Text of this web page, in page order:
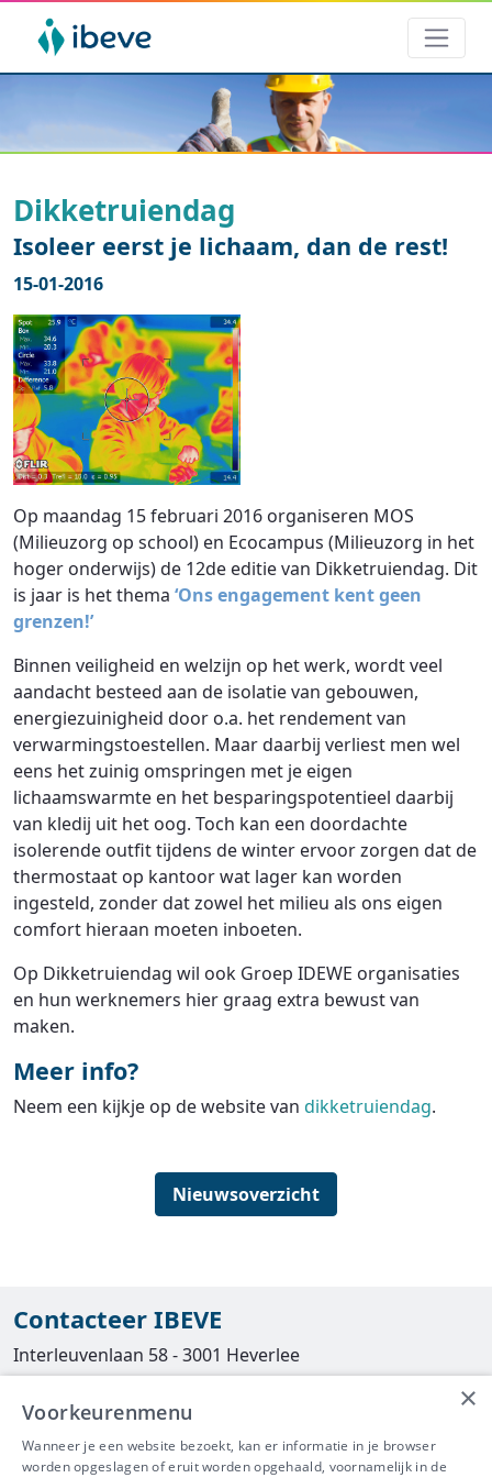
Dikketruiendag
Isoleer eerst je lichaam, dan de rest!
15-01-2016
Op maandag 15 februari 2016 organiseren MOS
(Milieuzorg op school) en Ecocampus (Milieuzorg in het
hoger onderwijs) de 12de editie van Dikketruiendag. Dit
is jaar is het thema ‘Ons engagement kent geen
grenzen!’
Binnen veiligheid en welzijn op het werk, wordt veel
aandacht besteed aan de isolatie van gebouwen,
energiezuinigheid door o.a. het rendement van
verwarmingstoestellen. Maar daarbij verliest men wel
eens het zuinig omspringen met je eigen
lichaamswarmte en het besparingspotentieel daarbij
van kledij uit het oog. Toch kan een doordachte
isolerende outfit tijdens de winter ervoor zorgen dat de
thermostaat op kantoor wat lager kan worden
ingesteld, zonder dat zowel het milieu als ons eigen
comfort hieraan moeten inboeten.
Op Dikketruiendag wil ook Groep IDEWE organisaties
en hun werknemers hier graag extra bewust van
maken.
Meer info?
Neem een kijkje op de website van dikketruiendag.
Nieuwsoverzicht
Contacteer IBEVE
Interleuvenlaan 58 - 3001 Heverlee
016/390490
info@ibeve.be
×
Voorkeurenmenu
Wanneer je een website bezoekt, kan er informatie in je browser
worden opgeslagen of eruit worden opgehaald, voornamelijk in de